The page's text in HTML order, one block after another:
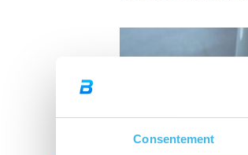
Consentement